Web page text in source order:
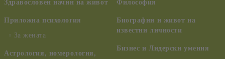
Здравословен начин на живот
Приложна психология
За жената
Астрология, номерология,
Философия
Биографии и живот на
известни личности
Бизнес и Лидерски умения